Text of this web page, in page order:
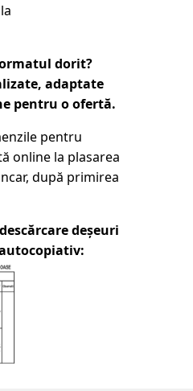
dorit?
adaptate
pentru o ofertă.
pentru
online la plasarea
după primirea
deșeuri